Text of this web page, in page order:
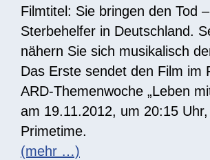
Filmtitel: Sie bringen den Tod –
Sterbehelfer in Deutschland.
nähern Sie sich musikalisch
Das Erste sendet den Film im
ARD-Themenwoche „Leben
am 19.11.2012, um 20:15
Primetime.
(mehr …)